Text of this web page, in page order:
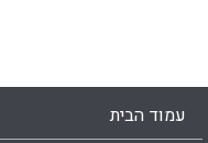
במעורבותם
שלהם לביצועים
ולעסוק בספורט
עמוד הבית